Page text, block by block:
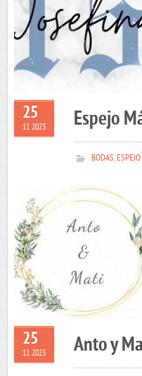
25
11 2023 Espejo
BODAS,
25
11 2023 Anto y